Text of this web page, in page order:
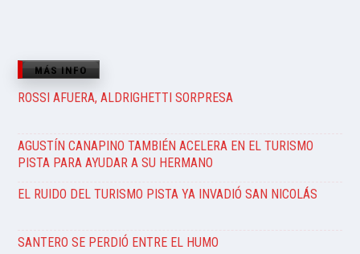
MÁS INFO
ROSSI AFUERA, ALDRIGHETTI SORPRESA
AGUSTÍN CANAPINO TAMBIÉN ACELERA EN EL TURISMO
PISTA PARA AYUDAR A SU HERMANO
EL RUIDO DEL TURISMO PISTA YA INVADIÓ SAN NICOLÁS
SANTERO SE PERDIÓ ENTRE EL HUMO